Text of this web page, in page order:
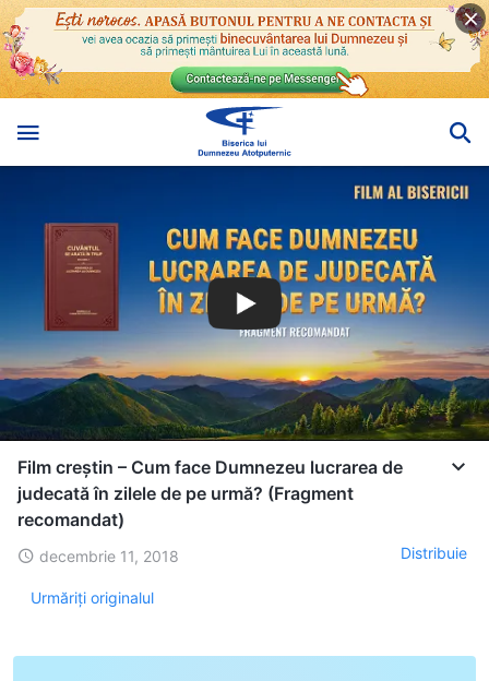
Film creștin – Cum face Dumnezeu lucrarea de
judecată în zilele de pe urmă? (Fragment
recomandat)
decembrie 11, 2018 Distribuie
Urmăriți originalul